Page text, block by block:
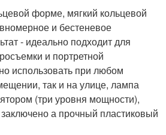
форме, мягкий кольцевой
и бестеневое
- идеально подходит для
и портретной
использовать при любом
так и на улице, лампа
(три уровня мощности),
а прочный пластиковый